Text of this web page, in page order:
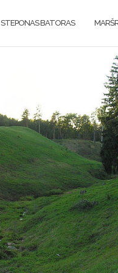
STEPONAS BATORAS